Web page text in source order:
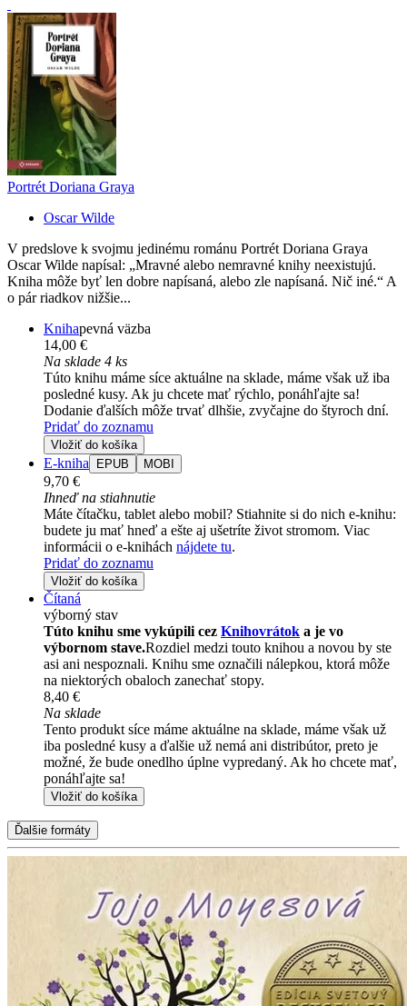
Portrét Doriana Graya
Oscar Wilde
V predslove k svojmu jedinému románu Portrét Doriana Graya
Oscar Wilde napísal: „Mravné alebo nemravné knihy neexistujú.
Kniha môže byť len dobre napísaná, alebo zle napísaná. Nič iné.“ A
o pár riadkov nižšie...
Knihapevná väzba
14,00 €
Na sklade 4 ks
Túto knihu máme síce aktuálne na sklade, máme však už iba
posledné kusy. Ak ju chcete mať rýchlo, ponáhľajte sa!
Dodanie ďalších môže trvať dlhšie, zvyčajne do štyroch dní.
Pridať do zoznamu
Vložiť do košíka
E-kniha EPUB MOBI
9,70 €
Ihneď na stiahnutie
Máte čítačku, tablet alebo mobil? Stiahnite si do nich e-knihu:
budete ju mať hneď a ešte aj ušetríte život stromom. Viac
informácii o e-knihách nájdete tu.
Pridať do zoznamu
Vložiť do košíka
Čítaná
výborný stav
Túto knihu sme vykúpili cez Knihovrátok a je vo
výbornom stave.Rozdiel medzi touto knihou a novou by ste
asi ani nespoznali. Knihu sme označili nálepkou, ktorá môže
na niektorých obaloch zanechať stopy.
8,40 €
Na sklade
Tento produkt síce máme aktuálne na sklade, máme však už
iba posledné kusy a ďalšie už nemá ani distribútor, preto je
možné, že bude onedlho úplne vypredaný. Ak ho chcete mať,
ponáhľajte sa!
Vložiť do košíka
Ďalšie formáty